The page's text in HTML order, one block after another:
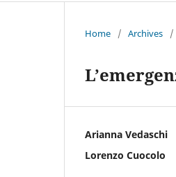
Home / Archives /
Arianna Vedaschi
Lorenzo Cuocolo